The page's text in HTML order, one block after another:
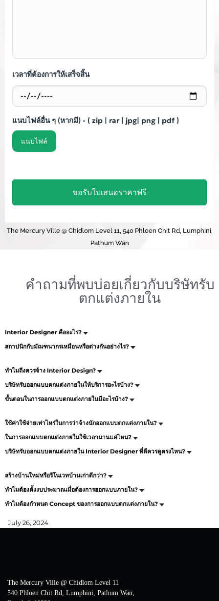
เวลาที่ต้องการให้เสร็จสิ้น
แนบไฟล์อื่น ๆ (หากมี) - ( zip | rar | jpg| png | pdf )
The Mercury Ville @ Chidlom Level 11, 540 Phloen Chit Rd, Lumphini,
Pathum Wan
คำถามที่พบบ่อยเกี่ยวกับบริษัทรับ
ตกแต่งภายใน
Interior Designer คืออะไร?
สถาปนิกกับมัณฑนากรเหมือนหรือต่างกันอย่างไร?
ทำไมถึงควรจ้าง Interior Design?
บริษัทรับออกแบบตกแต่งภายในให้บริการอะไรบ้าง?
ขั้นตอนในการออกแบบตกแต่งภายในมีอะไรบ้าง?
ใช้ค่าใช้จ่าย‍เท่าไหร่ในการว่าจ้างนักออกแบบตกแต่งภายใน?
ในการออกแบบตกแต่งภายในใช้เวลานานแค่ไหน?
บริษัทรับออกแบบตกแต่งภายใน Interior Designer ที่ดีควรดูตรงไหน?
สร้างบ้านใหม่หรือรีโนเวทบ้านเก่าดีกว่า?
ทำไมต้องตั้งงบประมาณเมื่อต้องการออกแบบภายใน?
ทำไมต้องกำหนด Concept ของการออกแบบตกแต่งภายใน?
July 26, 2024
The Mercury Ville @ Chidlom Level 11
540 Phloen Chit Rd, Lumphini, Pathum Wan,